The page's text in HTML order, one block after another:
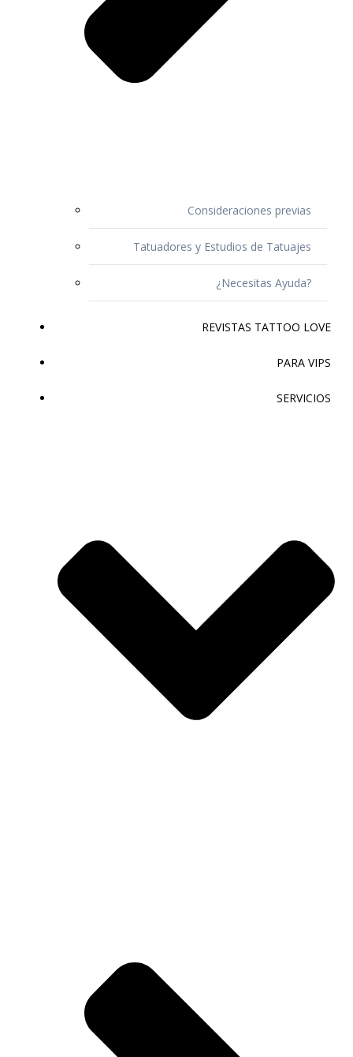
Consideraciones previas
Tatuadores y Estudios de Tatuajes
¿Necesitas Ayuda?
REVISTAS TATTOO LOVE
PARA VIPS
SERVICIOS